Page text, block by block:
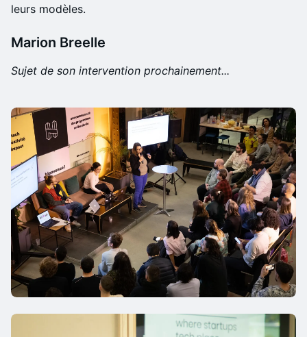
leurs modèles.
Marion Breelle
Sujet de son intervention prochainement...